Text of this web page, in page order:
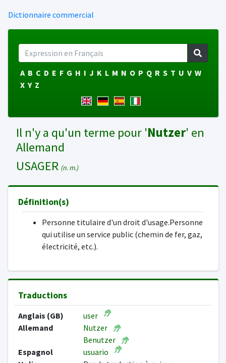
Dictionnaire commercial
A B C D E F G H I J K L M N O P Q R S T U V W
X Y Z
Il n'y a qu'un terme pour 'Nutzer' en
Allemand
USAGER (n. m.)
Définition(s)
Personne titulaire d'un droit d'usage.Personne
qui utilise un service public (chemin de fer, gaz,
électricité, etc.).
Traductions
Anglais (GB)
user
Allemand
Nutzer
Benutzer
Espagnol
usuario